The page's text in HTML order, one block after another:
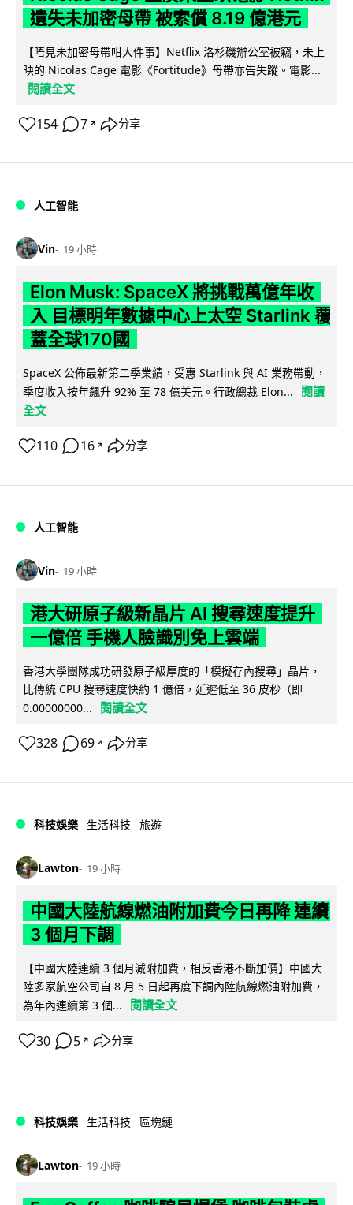
遺失未加密母帶 被索償 8.19 億港元
【唔見未加密母帶咁大件事】Netflix 洛杉磯辦公室被竊，未上
映的 Nicolas Cage 電影《Fortitude》母帶亦告失蹤。電影...
閱讀全文
154 7 ↗ 分享
人工智能
Vin 19 小時
Elon Musk: SpaceX 將挑戰萬億年收
入 目標明年數據中心上太空 Starlink 覆
蓋全球170國
SpaceX 公佈最新第二季業績，受惠 Starlink 與 AI 業務帶動，
季度收入按年飆升 92% 至 78 億美元。行政總裁 Elon...
閱讀
全文
110 16 ↗ 分享
人工智能
Vin 19 小時
港大研原子級新晶片 AI 搜尋速度提升
一億倍 手機人臉識別免上雲端
香港大學團隊成功研發原子級厚度的「模擬存內搜尋」晶片，
比傳統 CPU 搜尋速度快約 1 億倍，延遲低至 36 皮秒（即
0.00000000...
閱讀全文
328 69 ↗ 分享
科技娛樂 生活科技 旅遊
Lawton 19 小時
中國大陸航線燃油附加費今日再降 連續
3 個月下調
【中國大陸連續 3 個月減附加費，相反香港不斷加價】中國大
陸多家航空公司自 8 月 5 日起再度下調內陸航線燃油附加費，
為年內連續第 3 個...
閱讀全文
30 5 ↗ 分享
科技娛樂 生活科技 區塊鏈
Lawton 19 小時